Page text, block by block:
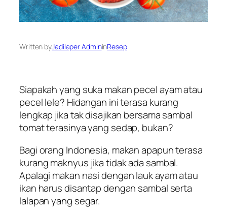
Written byJadilaper AdmininResep
Siapakah yang suka makan pecel ayam atau
pecel lele? Hidangan ini terasa kurang
lengkap jika tak disajikan bersama sambal
tomat terasinya yang sedap, bukan?
Bagi orang Indonesia, makan apapun terasa
kurang maknyus jika tidak ada sambal.
Apalagi makan nasi dengan lauk ayam atau
ikan harus disantap dengan sambal serta
lalapan yang segar.